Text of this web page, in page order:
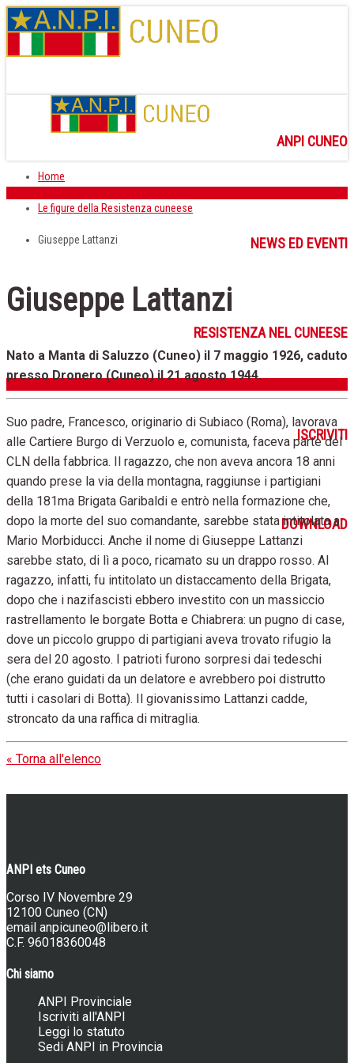
ANPI CUNEO
NEWS ED EVENTI
RESISTENZA NEL CUNEESE
ISCRIVITI
DOWNLOAD
Home
Le figure della Resistenza cuneese
Giuseppe Lattanzi
Giuseppe Lattanzi
Nato a Manta di Saluzzo (Cuneo) il 7 maggio 1926, caduto
presso Dronero (Cuneo) il 21 agosto 1944.
Suo padre, Francesco, originario di Subiaco (Roma), lavorava
alle Cartiere Burgo di Verzuolo e, comunista, faceva parte del
CLN della fabbrica. Il ragazzo, che non aveva ancora 18 anni
quando prese la via della montagna, raggiunse i partigiani
della 181ma Brigata Garibaldi e entrò nella formazione che,
dopo la morte del suo comandante, sarebbe stata intitolata a
Mario Morbiducci. Anche il nome di Giuseppe Lattanzi
sarebbe stato, di lì a poco, ricamato su un drappo rosso. Al
ragazzo, infatti, fu intitolato un distaccamento della Brigata,
dopo che i nazifascisti ebbero investito con un massiccio
rastrellamento le borgate Botta e Chiabrera: un pugno di case,
dove un piccolo gruppo di partigiani aveva trovato rifugio la
sera del 20 agosto. I patrioti furono sorpresi dai tedeschi
(che erano guidati da un delatore e avrebbero poi distrutto
tutti i casolari di Botta). Il giovanissimo Lattanzi cadde,
stroncato da una raffica di mitraglia.
« Torna all'elenco
ANPI ets Cuneo
Corso IV Novembre 29
12100 Cuneo (CN)
email anpicuneo@libero.it
C.F. 96018360048
Chi siamo
ANPI Provinciale
Iscriviti all'ANPI
Leggi lo statuto
Sedi ANPI in Provincia